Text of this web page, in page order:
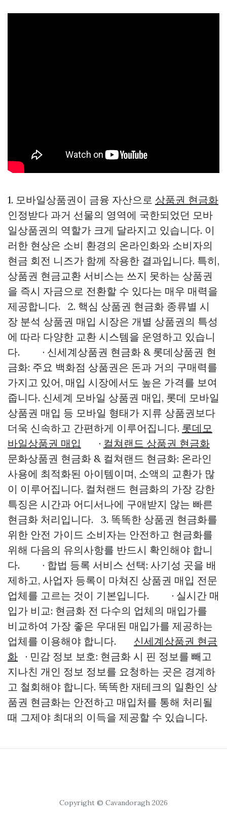
1. 모바일상품권이 금융 자산으로 상품권 현금화
인정받다 과거 선물의 영역에 국한되었던 모바
일상품권의 역할가 크게 달라지고 있습니다. 이
러한 현상은 소비 환경의 온라인화와 소비자의
현금 회전 니즈가 함께 작용한 결과입니다. 특히,
상품권 현금교환 서비스는 쓰지 못하는 상품권
을 즉시 자금으로 전환할 수 있다는 매우 매력을
제공합니다. 2. 핵심 상품권 현금화 종류별 시
장 분석 상품권 매입 시장은 개별 상품권의 특성
에 따라 다양한 교환 시스템을 운영하고 있습니
다. · 신세계상품권 현금화 & 롯데상품권 현
금화: 주요 백화점 상품권은 돈과 거의 구매력를
가지고 있어, 매입 시장에서도 높은 가격를 보여
줍니다. 신세계 모바일 상품권 매입, 롯데 모바일
상품권 매입 등 모바일 형태가 지류 상품권보다
더욱 신속하고 간편하게 이루어집니다. 롯데모
바일상품권 매입
· 컬쳐랜드 상품권 현금화
문화상품권 현금화 & 컬쳐랜드 현금화: 온라인
사용에 최적화된 아이템이며, 소액의 교환가 많
이 이루어집니다. 컬쳐랜드 현금화의 가장 강한
특징은 시간과 어디서나에 구애받지 않는 빠른
현금화 처리입니다. 3. 똑똑한 상품권 현금화를
위한 안전 가이드 소비자는 안전하고 현금화를
위해 다음의 유의사항를 반드시 확인해야 합니
다. · 합법 등록 서비스 선택: 사기성 곳을 배
제하고, 사업자 등록이 마쳐진 상품권 매입 전문
업체를 고르는 것이 기본입니다. · 실시간 매
입가 비교: 현금화 전 다수의 업체의 매입가를
비교하여 가장 좋은 우대된 매입가를 제공하는
업체를 이용해야 합니다. 신세계상품권 현금
화 · 민감 정보 보호: 현금화 시 핀 정보를 빼고
지나친 개인 정보 정보를 요청하는 곳은 경계하
고 철회해야 합니다. 똑똑한 재테크의 일환인 상
품권 현금화는 안전하고 매입처를 통해 처리될
때 그제야 최대의 이득을 제공할 수 있습니다.
Copyright © Cavandoragh 2026